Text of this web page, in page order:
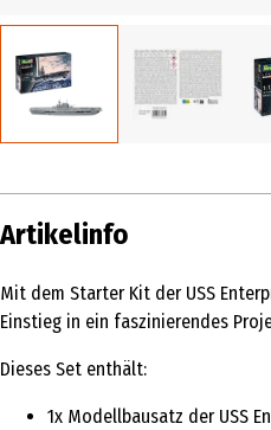
Artikelinfo
Mit dem Starter Kit der USS
Einstieg in ein faszinierendes
Dieses Set enthält:
1x Modellbausatz der USS